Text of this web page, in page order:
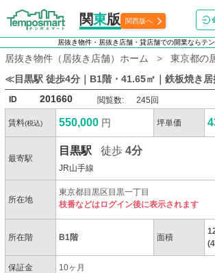
関東版 関西版へ
居抜き物件・居抜き店舗・貸店舗での開業ならテ
居抜き物件（居抜き店舗）ホーム
東京都の
≪目黒駅 徒歩4分｜B1階・41.65㎡｜鉄板焼き
ID 201660 閲覧数: 245回
賃料(税込) 550,000 円 坪単価
最寄駅
目黒駅 徒歩4分
JR山手線
所在地
東京都目黒区目黒一丁目
枝番などはログイン後に表示されます
所在階 B1階 面積
保証金 10ヶ月